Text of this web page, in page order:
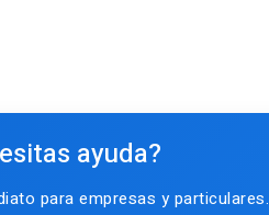
ayuda?
para empresas y particulares.